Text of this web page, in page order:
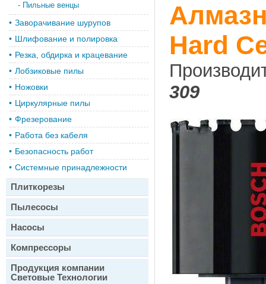
- Пильные венцы
• Заворачивание шурупов
• Шлифование и полировка
• Резка, обдирка и крацевание
• Лобзиковые пилы
• Ножовки
• Циркулярные пилы
• Фрезерование
• Работа без кабеля
• Безопасность работ
• Системные принадлежности
Плиткорезы
Пылесосы
Насосы
Компрессоры
Продукция компании
Световые Технологии
Hard
309